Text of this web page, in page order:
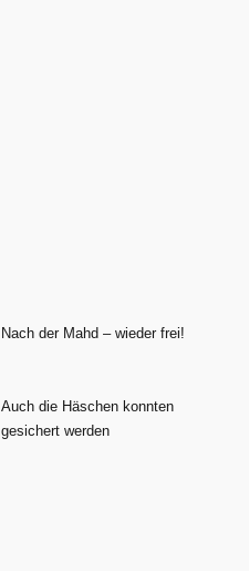
Nach der Mahd – wieder frei!
Auch die Häschen konnten
gesichert werden